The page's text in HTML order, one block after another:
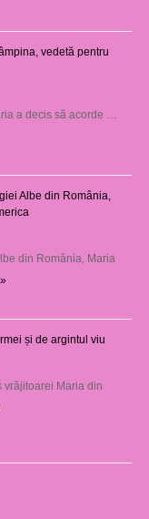
vedetă pentru
a decis să acorde …
Albe din România,
din România, Maria
și de argintul viu
vrăjitoarei Maria din